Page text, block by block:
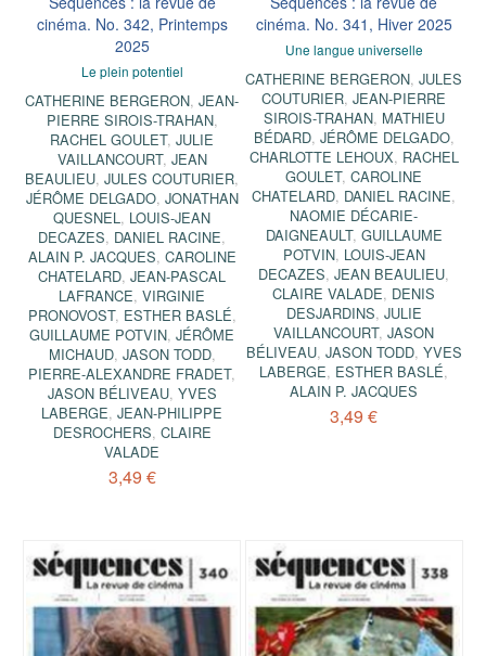
cinéma. No. 342, Printemps
2025
Le plein potentiel
CATHERINE BERGERON,JEAN-
PIERRE SIROIS-TRAHAN,
RACHEL GOULET,JULIE
VAILLANCOURT, JEAN
BEAULIEU,JULES COUTURIER,
JÉRÔME DELGADO, JONATHAN
QUESNEL, LOUIS-JEAN
DECAZES, DANIEL RACINE,
ALAIN P. JACQUES, CAROLINE
CHATELARD,JEAN-PASCAL
LAFRANCE,VIRGINIE
PRONOVOST, ESTHER BASLÉ,
GUILLAUME POTVIN,JÉRÔME
MICHAUD, JASON TODD,
PIERRE-ALEXANDRE FRADET,
JASON BÉLIVEAU, YVES
LABERGE,JEAN-PHILIPPE
DESROCHERS, CLAIRE
VALADE
3,49 €
cinéma. No. 341, Hiver 2025
Une langue universelle
CATHERINE BERGERON,JULES
COUTURIER,JEAN-PIERRE
SIROIS-TRAHAN, MATHIEU
BÉDARD, JÉRÔME DELGADO,
CHARLOTTE LEHOUX, RACHEL
GOULET,CAROLINE
CHATELARD, DANIEL RACINE,
NAOMIE DÉCARIE-
DAIGNEAULT, GUILLAUME
POTVIN, LOUIS-JEAN
DECAZES,JEAN BEAULIEU,
CLAIRE VALADE, DENIS
DESJARDINS, JULIE
VAILLANCOURT,JASON
BÉLIVEAU, JASON TODD, YVES
LABERGE, ESTHER BASLÉ,
ALAIN P. JACQUES
3,49 €